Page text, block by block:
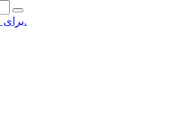
برای محصولات بیشتر کلیک کنید.